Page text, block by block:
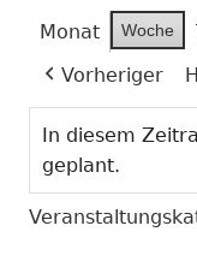
Monat Woche
Vorheriger
In diesem
geplant.